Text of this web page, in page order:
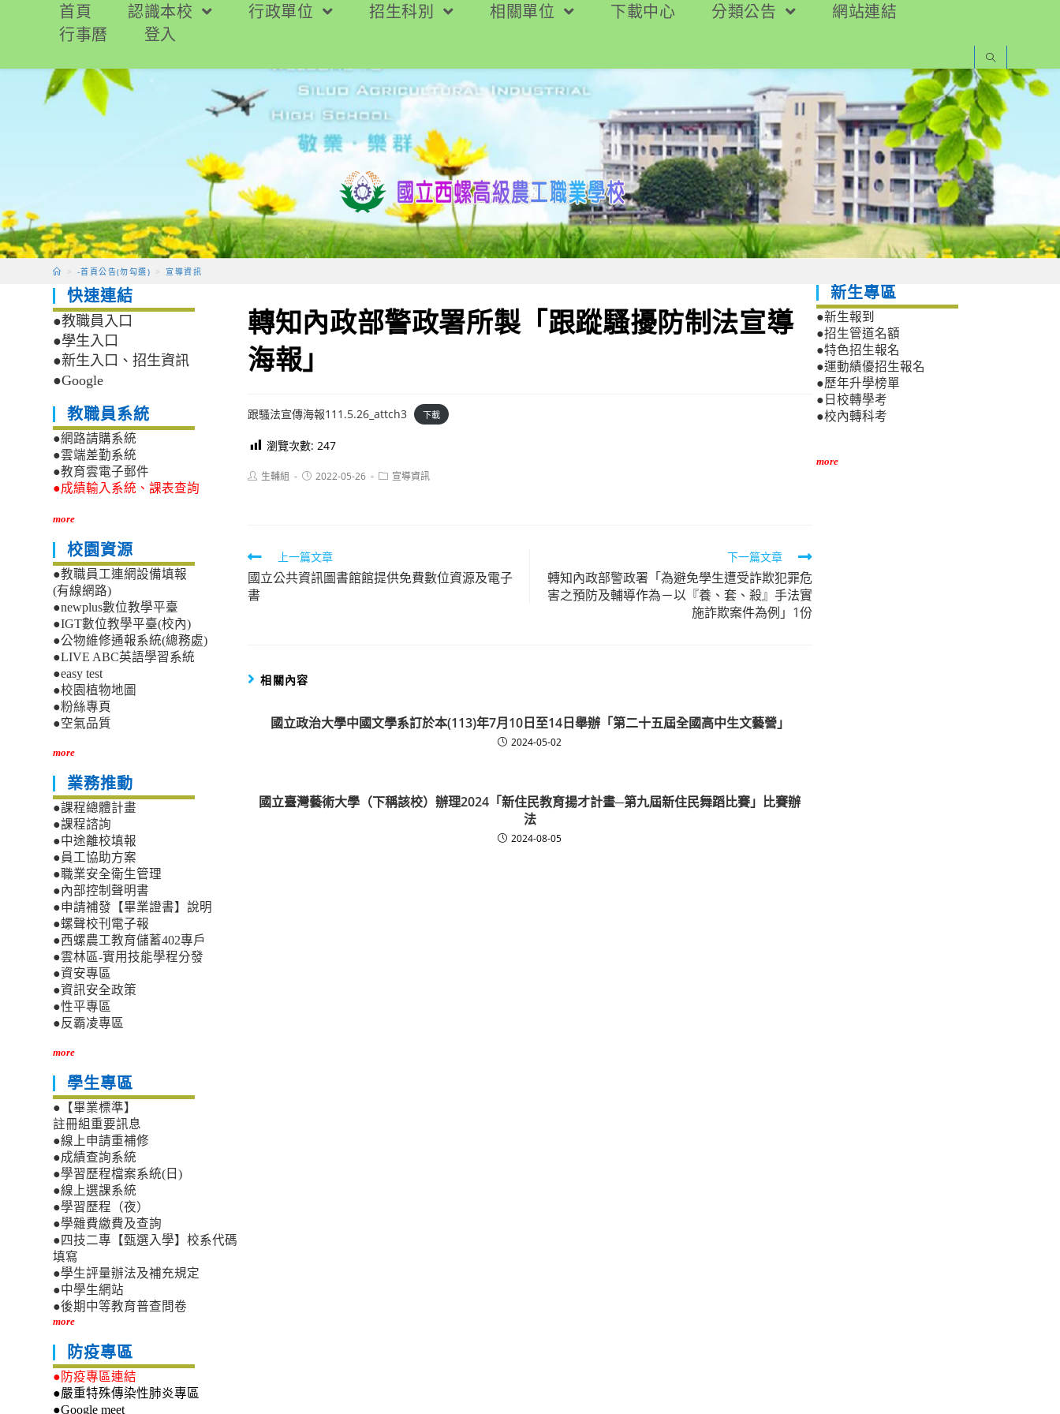
要
首頁 認識本校 行政單位 招生科別 相關單位 下載中心 分類公告
網站連結
行事曆
登入
> -首頁公告(勿勾選) > 宣導資訊
轉知內政部警政署所製「跟蹤騷擾防制法宣導
海報」
跟騷法宣傳海報111.5.26_attch3 下載
瀏覽次數: 247
Post生輔組
Post2022-05-26
Post宣導資訊
Read
more
articles
上一篇文章
國立公共資訊圖書館館提供免費數位資源及電子
書
下一篇文章
轉知內政部警政署「為避免學生遭受詐欺犯罪危
害之預防及輔導作為－以『養、套、殺』手法實
施詐欺案件為例」1份
相關內容
國立政治大學中國文學系訂於本(113)年7月10日至14日舉辦「第二十五屆全國高中生文藝營」
2024-05-02
國立臺灣藝術大學（下稱該校）辦理2024「新住民教育揚才計畫─第九屆新住民舞蹈比賽」比賽辦
法
2024-08-05
快速連結
●教職員入口
●學生入口
●新生入口、招生資訊
●Google
教職員系統
●網路請購系統
●雲端差勤系統
●教育雲電子郵件
●成績輸入系統、課表查詢
more
校園資源
●教職員工連網設備填報
(有線網路)
●newplus數位教學平臺
●IGT數位教學平臺(校內)
●公物維修通報系統(總務處)
●LIVE ABC英語學習系統
●easy test
●校園植物地圖
●粉絲專頁
●空氣品質
more
業務推動
●課程總體計畫
●課程諮詢
●中途離校填報
●員工協助方案
●職業安全衛生管理
●內部控制聲明書
●申請補發【畢業證書】說明
●螺聲校刊電子報
●西螺農工教育儲蓄402專戶
●雲林區-實用技能學程分發
●資安專區
●資訊安全政策
●性平專區
●反霸凌專區
more
學生專區
●【畢業標準】
註冊組重要訊息
●線上申請重補修
●成績查詢系統
●學習歷程檔案系統(日)
●線上選課系統
●學習歷程（夜）
●學雜費繳費及查詢
●四技二專【甄選入學】校系代碼
填寫
●學生評量辦法及補充規定
●中學生網站
●後期中等教育普查問卷
more
防疫專區
●防疫專區連結
●嚴重特殊傳染性肺炎專區
●Google meet
新生專區
●新生報到
●招生管道名額
●特色招生報名
●運動績優招生報名
●歷年升學榜單
●日校轉學考
●校內轉科考
more